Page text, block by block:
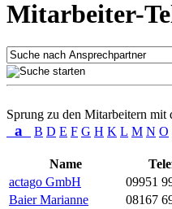
Mitarbeiter-
Sprung zu den Mitarbeitern mit
a B D E F G H K L M N O
Name
actago GmbH
09951
Baier Marianne
08167